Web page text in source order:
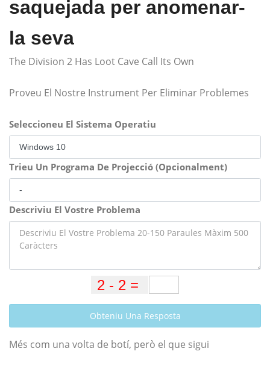
saquejada per anomenar-
la seva
The Division 2 Has Loot Cave Call Its Own
Proveu El Nostre Instrument Per Eliminar Problemes
Seleccioneu El Sistema Operatiu
Trieu Un Programa De Projecció (Opcionalment)
Descriviu El Vostre Problema
Obteniu Una Resposta
Més com una volta de botí, però el que sigui